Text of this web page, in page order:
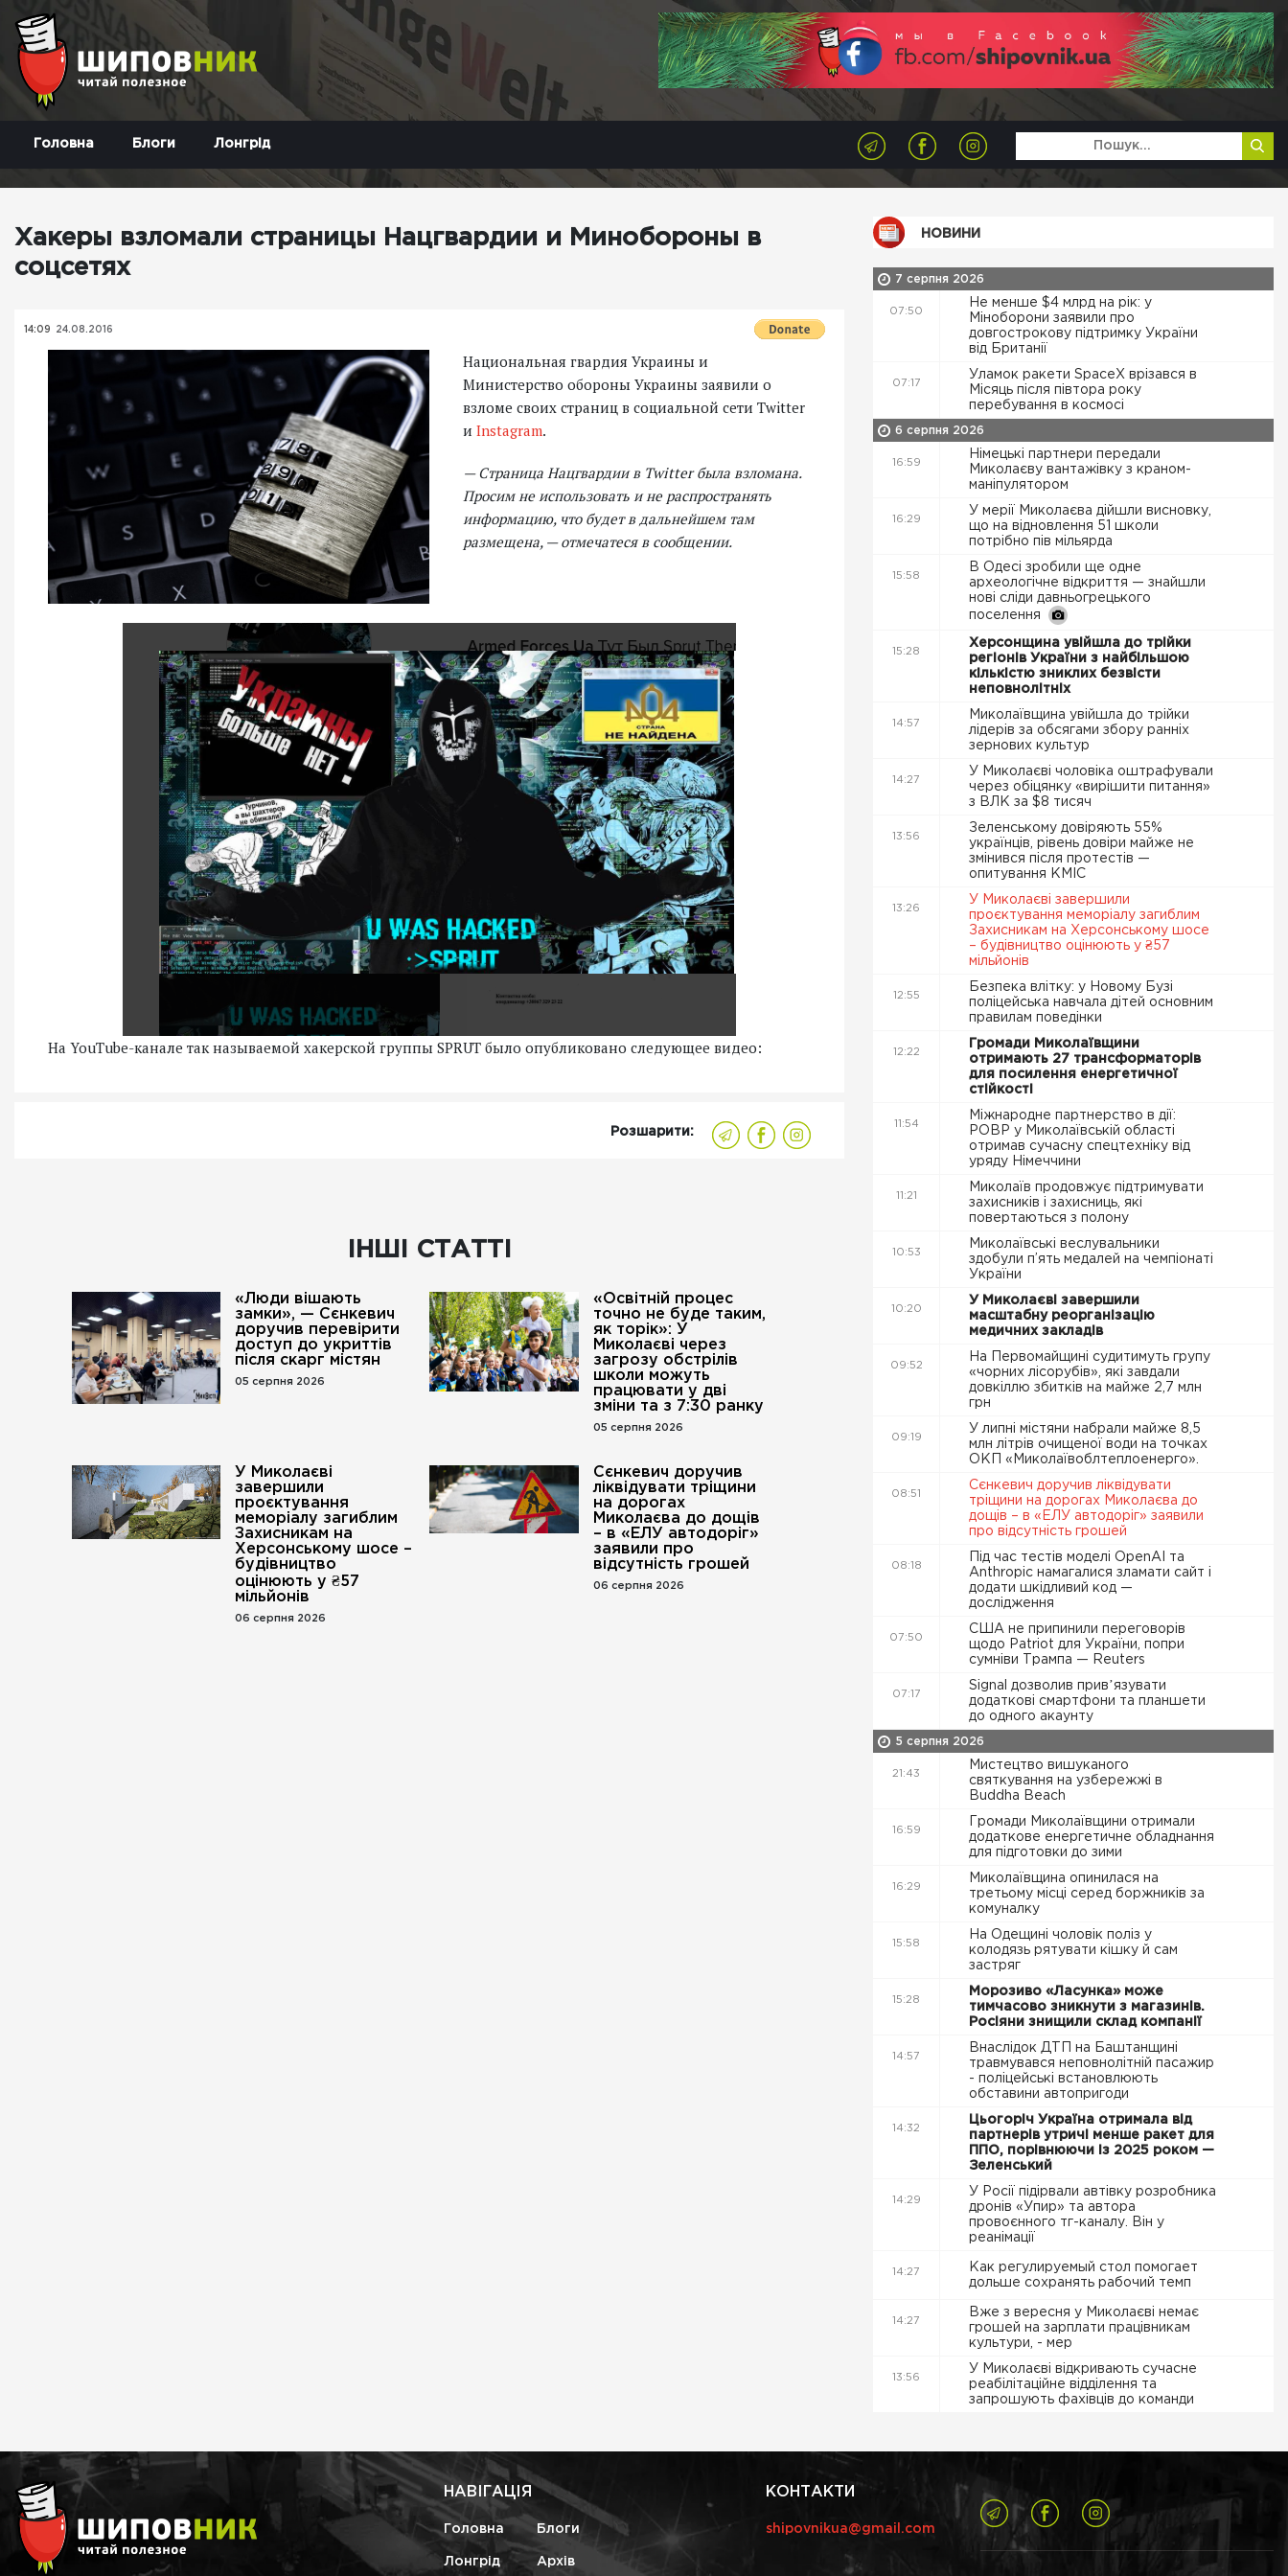
Головна Блоги Лонгрід
Хакеры взломали страницы Нацгвардии и Минобороны в
соцсетях
14:09 24.08.2016
Национальная гвардия Украины и
Министерство обороны Украины заявили о
взломе своих страниц в социальной сети Тwitter
и Instagram.
— Страница Нацгвардии в Тwitter была взломана.
Просим не использовать и не распространять
информацию, что будет в дальнейшем там
размещена, — отмечатеся в сообщении.
На YouTube-канале так называемой хакерской группы SPRUT было опубликовано следующее видео:
Розшарити:
ІНШІ СТАТТІ
«Люди вішають
замки», — Сєнкевич
доручив перевірити
доступ до укриттів
після скарг містян
05 серпня 2026
«Освітній процес
точно не буде таким,
як торік»: У
Миколаєві через
загрозу обстрілів
школи можуть
працювати у дві
зміни та з 7:30 ранку
05 серпня 2026
У Миколаєві
завершили
проєктування
меморіалу загиблим
Захисникам на
Херсонському шосе –
будівництво
оцінюють у ₴57
мільйонів
06 серпня 2026
Сєнкевич доручив
ліквідувати тріщини
на дорогах
Миколаєва до дощів
– в «ЕЛУ автодоріг»
заявили про
відсутність грошей
06 серпня 2026
НОВИНИ
7 серпня 2026
07:50
Не менше $4 млрд на рік: у
Міноборони заявили про
довгострокову підтримку України
від Британії
07:17
Уламок ракети SpaceX врізався в
Місяць після півтора року
перебування в космосі
6 серпня 2026
16:59
Німецькі партнери передали
Миколаєву вантажівку з краном-
маніпулятором
16:29
У мерії Миколаєва дійшли висновку,
що на відновлення 51 школи
потрібно пів мільярда
15:58
В Одесі зробили ще одне
археологічне відкриття — знайшли
нові сліди давньогрецького
поселення
15:28
Херсонщина увійшла до трійки
регіонів України з найбільшою
кількістю зниклих безвісти
неповнолітніх
14:57
Миколаївщина увійшла до трійки
лідерів за обсягами збору ранніх
зернових культур
14:27
У Миколаєві чоловіка оштрафували
через обіцянку «вирішити питання»
з ВЛК за $8 тисяч
13:56
Зеленському довіряють 55%
українців, рівень довіри майже не
змінився після протестів —
опитування КМІС
13:26
У Миколаєві завершили
проєктування меморіалу загиблим
Захисникам на Херсонському шосе
– будівництво оцінюють у ₴57
мільйонів
12:55
Безпека влітку: у Новому Бузі
поліцейська навчала дітей основним
правилам поведінки
12:22
Громади Миколаївщини
отримають 27 трансформаторів
для посилення енергетичної
стійкості
11:54
Міжнародне партнерство в дії:
РОВР у Миколаївській області
отримав сучасну спецтехніку від
уряду Німеччини
11:21
Миколаїв продовжує підтримувати
захисників і захисниць, які
повертаються з полону
10:53
Миколаївські веслувальники
здобули п’ять медалей на чемпіонаті
України
10:20
У Миколаєві завершили
масштабну реорганізацію
медичних закладів
09:52
На Первомайщині судитимуть групу
«чорних лісорубів», які завдали
довкіллю збитків на майже 2,7 млн
грн
09:19
У липні містяни набрали майже 8,5
млн літрів очищеної води на точках
ОКП «Миколаївоблтеплоенерго».
08:51
Сєнкевич доручив ліквідувати
тріщини на дорогах Миколаєва до
дощів – в «ЕЛУ автодоріг» заявили
про відсутність грошей
08:18
Під час тестів моделі OpenAI та
Anthropic намагалися зламати сайт і
додати шкідливий код —
дослідження
07:50
США не припинили переговорів
щодо Patriot для України, попри
сумніви Трампа — Reuters
07:17
Signal дозволив привʼязувати
додаткові смартфони та планшети
до одного акаунту
5 серпня 2026
21:43
Мистецтво вишуканого
святкування на узбережжі в
Buddha Beach
16:59
Громади Миколаївщини отримали
додаткове енергетичне обладнання
для підготовки до зими
16:29
Миколаївщина опинилася на
третьому місці серед боржників за
комуналку
15:58
На Одещині чоловік поліз у
колодязь рятувати кішку й сам
застряг
15:28
Морозиво «Ласунка» може
тимчасово зникнути з магазинів.
Росіяни знищили склад компанії
14:57
Внаслідок ДТП на Баштанщині
травмувався неповнолітній пасажир
- поліцейські встановлюють
обставини автопригоди
14:32
Цьогоріч Україна отримала від
партнерів утричі менше ракет для
ППО, порівнюючи із 2025 роком —
Зеленський
14:29
У Росії підірвали автівку розробника
дронів «Упир» та автора
провоєнного тг-каналу. Він у
реанімації
14:27
Как регулируемый стол помогает
дольше сохранять рабочий темп
14:27
Вже з вересня у Миколаєві немає
грошей на зарплати працівникам
культури, - мер
13:56
У Миколаєві відкривають сучасне
реабілітаційне відділення та
запрошують фахівців до команди
НАВІГАЦІЯ
Головна Блоги
Лонгрід Архів
КОНТАКТИ
shipovnikua@gmail.com